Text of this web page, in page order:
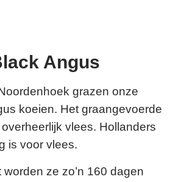
Angus
grazen onze
koeien. Het graangevoerde
vlees. Hollanders
is voor vlees.
ze zo’n 160 dagen